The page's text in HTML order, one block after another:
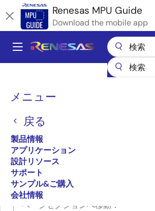
イ
ン
Renesas MPU Guide
Download the mobile app
Main
メニュー
戻る
製品情報
アプリケーション
設計リソース
サポート
サンプル&ご購入
会社情報
パ
く
ず
マイクロコントローラとマイクロ
株式会社ユリ電気商会Kakip（カキピー）AI-SBC
株式会社ユリ電気商
Kakip（カキピー）
株式会社ユリ電気商会 Kakip
ページセクションへ移動：